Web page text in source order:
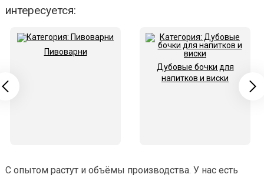
интересуется:
Пивоварни
Дубовые бочки для
напитков и виски
С опытом растут и объёмы производства. У нас есть